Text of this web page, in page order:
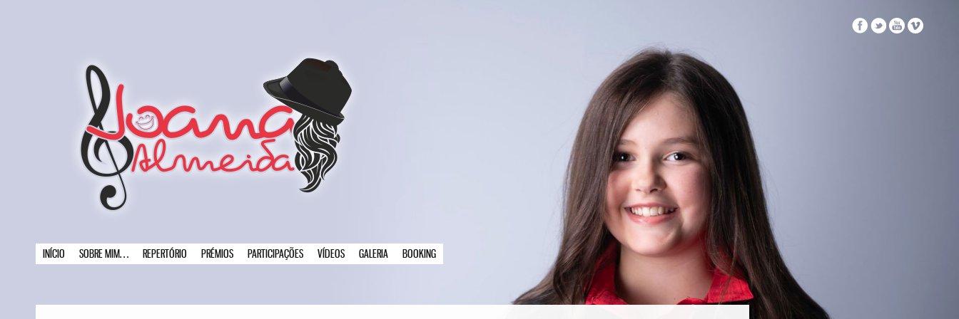
INÍCIO SOBRE MIM… REPERTÓRIO PRÉMIOS PARTICIPAÇÕES VÍDEOS GALERIA BOOKING